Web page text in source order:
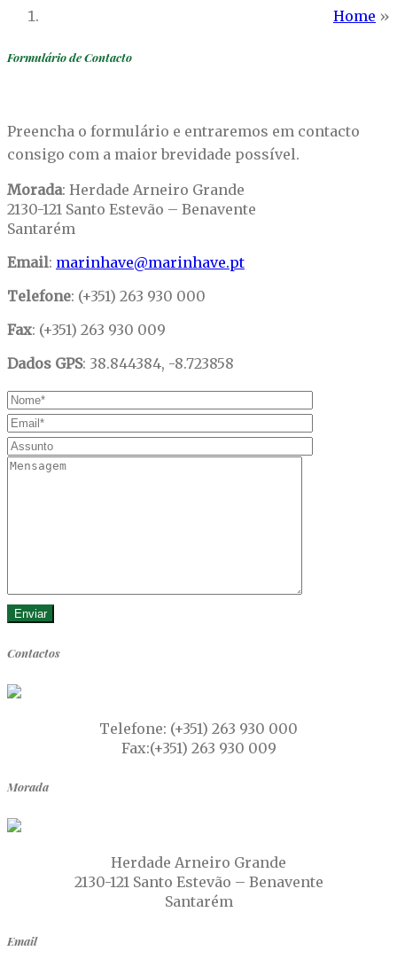
Home »
Formulário de Contacto
Preencha o formulário e entraremos em contacto
consigo com a maior brevidade possível.
Morada: Herdade Arneiro Grande
2130-121 Santo Estevão – Benavente
Santarém
Email: marinhave@marinhave.pt
Telefone: (+351) 263 930 000
Fax: (+351) 263 930 009
Dados GPS: 38.844384, -8.723858
Contactos
Telefone: (+351) 263 930 000
Fax:(+351) 263 930 009
Morada
Herdade Arneiro Grande
2130-121 Santo Estevão – Benavente
Santarém
Email